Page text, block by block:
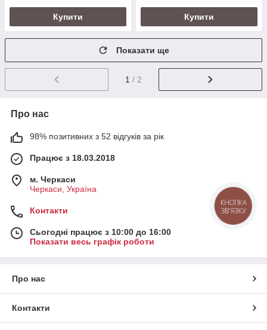
Купити Купити
Показати ще
1 / 2
Про нас
98% позитивних з 52 відгуків за рік
Працює з 18.03.2018
м. Черкаси
Черкаси, Україна
Контакти
Сьогодні працює з 10:00 до 16:00
Показати весь графік роботи
Про нас
Контакти
КНОПКА
ЗВ'ЯЗКУ